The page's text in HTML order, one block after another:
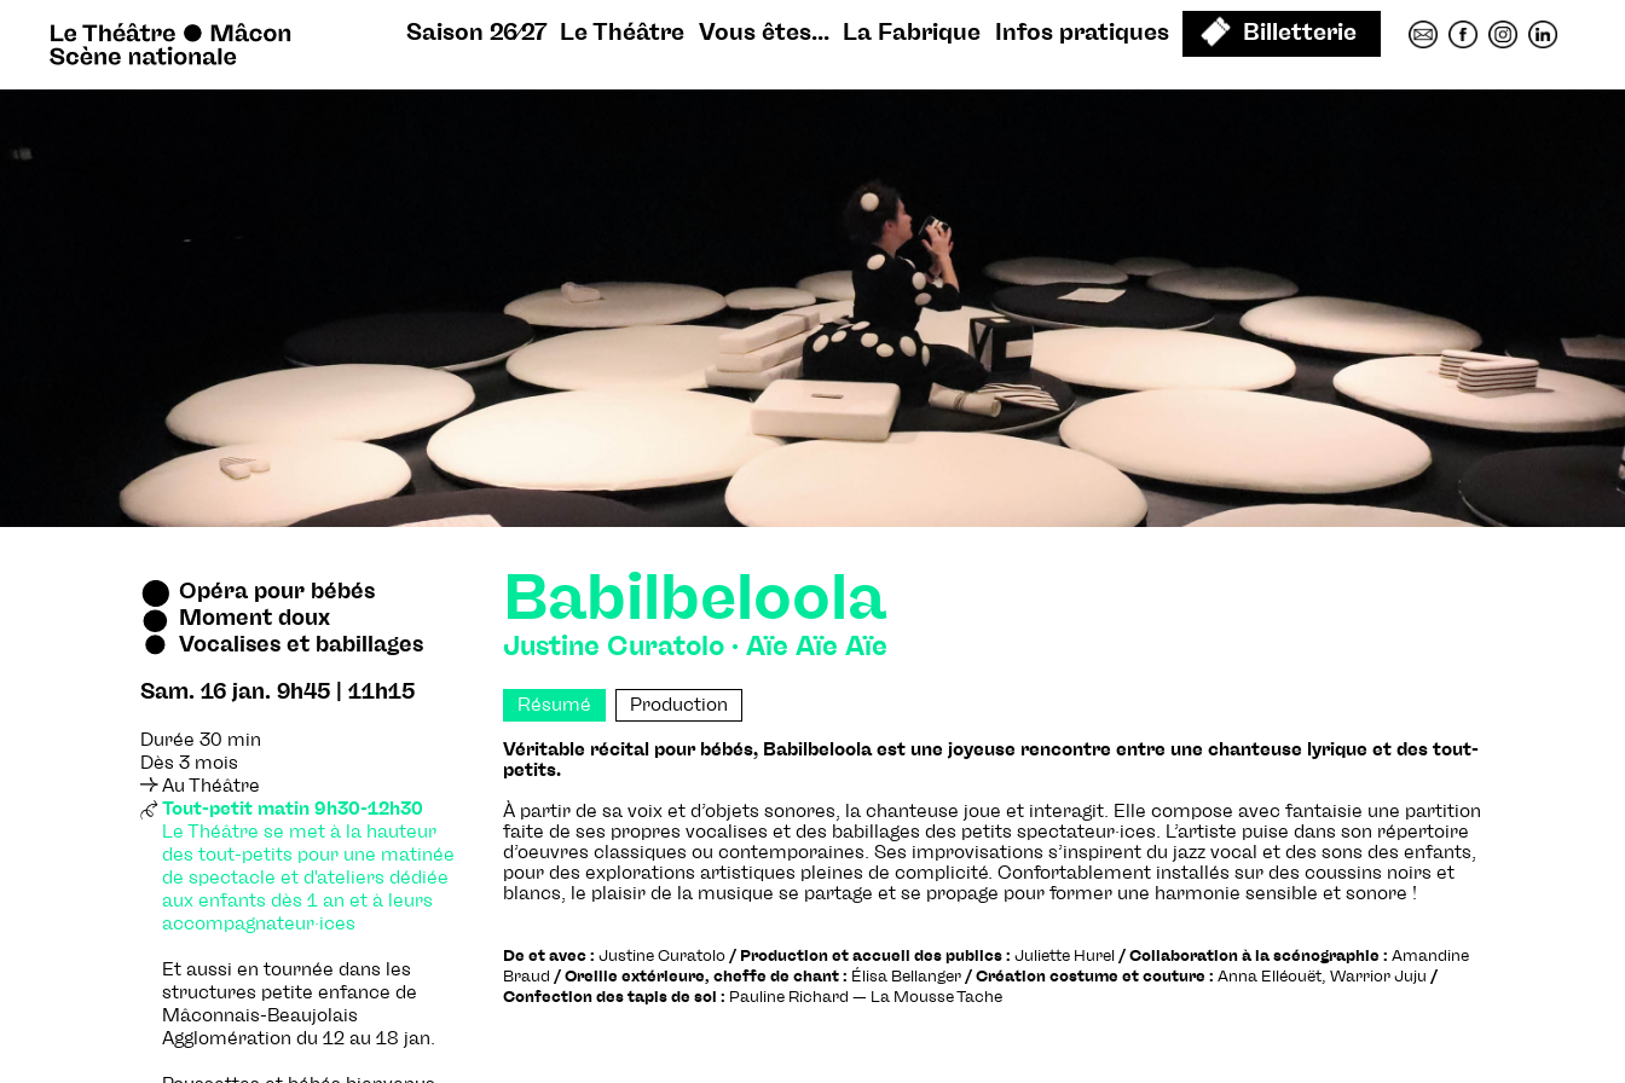
Saison 26∕27 Le Théâtre Vous êtes... La Fabrique Infos pratiques Billetterie
Opéra pour bébés
Moment doux
Vocalises et babillages
Sam. 16 jan. 9h45 | 11h15
Durée 30 min
Dès 3 mois
Au Théâtre
Tout-petit matin 9h30-12h30
Le Théâtre se met à la hauteur
des tout-petits pour une matinée
de spectacle et d'ateliers dédiée
aux enfants dès 1 an et à leurs
accompagnateur·ices
Et aussi en tournée dans les
structures petite enfance de
Mâconnais-Beaujolais
Agglomération du 12 au 18 jan.
Babilbeloola
Justine Curatolo · Aïe Aïe Aïe
Résumé Production
Véritable récital pour bébés, Babilbeloola est une joyeuse rencontre entre une chanteuse lyrique et des tout-
petits.
À partir de sa voix et d’objets sonores, la chanteuse joue et interagit. Elle compose avec fantaisie une partition
faite de ses propres vocalises et des babillages des petits spectateur·ices. L’artiste puise dans son répertoire
d’oeuvres classiques ou contemporaines. Ses improvisations s’inspirent du jazz vocal et des sons des enfants,
pour des explorations artistiques pleines de complicité. Confortablement installés sur des coussins noirs et
blancs, le plaisir de la musique se partage et se propage pour former une harmonie sensible et sonore !
De et avec : Justine Curatolo / Production et accueil des publics : Juliette Hurel / Collaboration à la scénographie : Amandine
Braud / Oreille extérieure, cheffe de chant : Élisa Bellanger / Création costume et couture : Anna Elléouët, Warrior Juju /
Confection des tapis de sol : Pauline Richard — La Mousse Tache